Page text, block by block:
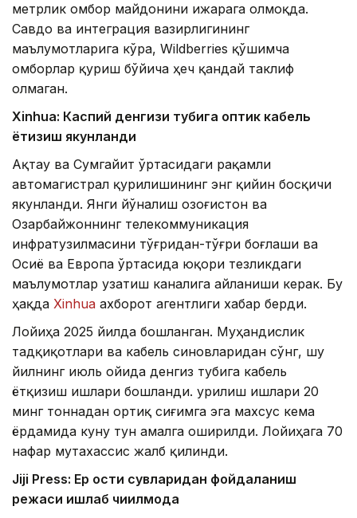
метрлик омбор майдонини ижарага олмоқда.
Савдо ва интеграция вазирлигининг
маълумотларига кўра, Wildberries қўшимча
омборлар қуриш бўйича ҳеч қандай таклиф
олмаган.
Xinhuа: Каспий денгизи тубига оптик кабель
ётқизиш якунланди
Ақтау ва Сумгайит ўртасидаги рақамли
автомагистрал қурилишининг энг қийин босқичи
якунланди. Янги йўналиш Қозоғистон ва
Озарбайжоннинг телекоммуникация
инфратузилмасини тўғридан-тўғри боғлаши ва
Осиё ва Европа ўртасида юқори тезликдаги
маълумотлар узатиш каналига айланиши керак. Бу
ҳақда Xinhua ахборот агентлиги хабар берди.
Лойиҳа 2025 йилда бошланган. Муҳандислик
тадқиқотлари ва кабель синовларидан сўнг, шу
йилнинг июль ойида денгиз тубига кабель
ётқизиш ишлари бошланди. Қурилиш ишлари 20
минг тоннадан ортиқ сиғимга эга махсус кема
ёрдамида куну тун амалга оширилди. Лойиҳага 70
нафар мутахассис жалб қилинди.
Jiji Press: Ер ости сувларидан фойдаланиш
режаси ишлаб чиқилмоқда